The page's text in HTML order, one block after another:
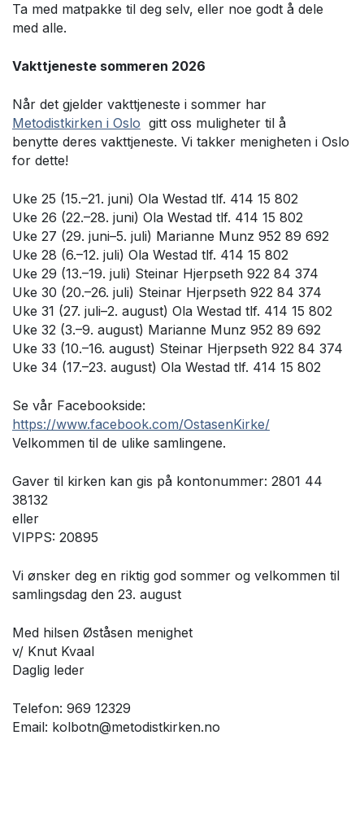
Ta med matpakke til deg selv, eller noe godt å dele
med alle.
Vakttjeneste sommeren 2026
Når det gjelder vakttjeneste i sommer har
Metodistkirken i Oslo gitt oss muligheter til å
benytte deres vakttjeneste. Vi takker menigheten i Oslo
for dette!
Uke 25 (15.–21. juni) Ola Westad tlf. 414 15 802
Uke 26 (22.–28. juni) Ola Westad tlf. 414 15 802
Uke 27 (29. juni–5. juli) Marianne Munz 952 89 692
Uke 28 (6.–12. juli) Ola Westad tlf. 414 15 802
Uke 29 (13.–19. juli) Steinar Hjerpseth 922 84 374
Uke 30 (20.–26. juli) Steinar Hjerpseth 922 84 374
Uke 31 (27. juli–2. august) Ola Westad tlf. 414 15 802
Uke 32 (3.–9. august) Marianne Munz 952 89 692
Uke 33 (10.–16. august) Steinar Hjerpseth 922 84 374
Uke 34 (17.–23. august) Ola Westad tlf. 414 15 802
Se vår Facebookside:
https://www.facebook.com/OstasenKirke/
Velkommen til de ulike samlingene.
Gaver til kirken kan gis på kontonummer: 2801 44
38132
eller
VIPPS: 20895
Vi ønsker deg en riktig god sommer og velkommen til
samlingsdag den 23. august
Med hilsen Øståsen menighet
v/ Knut Kvaal
Daglig leder
Telefon: 969 12329
Email: kolbotn@metodistkirken.no